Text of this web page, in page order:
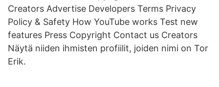
Creators Advertise Developers Terms Privacy
Policy & Safety How YouTube works Test new
features Press Copyright Contact us Creators
Näytä niiden ihmisten profiilit, joiden nimi on Tor
Erik.